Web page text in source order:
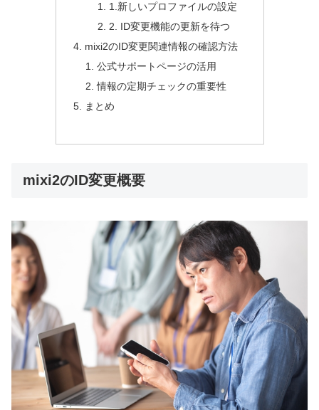
1.新しいプロファイルの設定
2. ID変更機能の更新を待つ
mixi2のID変更関連情報の確認方法
公式サポートページの活用
情報の定期チェックの重要性
まとめ
mixi2のID変更概要